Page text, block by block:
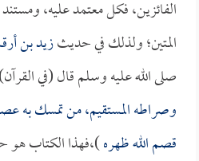
الفائزين، فكل معتمد عليه،
المتين؛ ولذلك في حديثزيد بن
صلى الله عليه وسلم قال (في
وصراطه المستقيم، من تمسك به
قصم الله ظهره)،فهذا الكتاب هو